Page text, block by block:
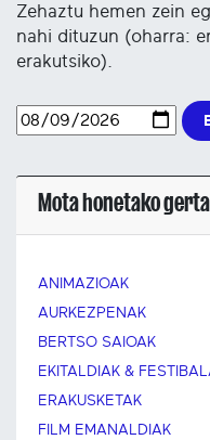
Zehaztu hemen zein
nahi dituzun (oharra:
erakutsiko).
Mota honetako
ANIMAZIOAK
AURKEZPENAK
BERTSO SAIOAK
EKITALDIAK &
ERAKUSKETAK
FILM EMANALDIAK